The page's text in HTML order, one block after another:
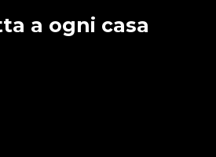
a ogni casa